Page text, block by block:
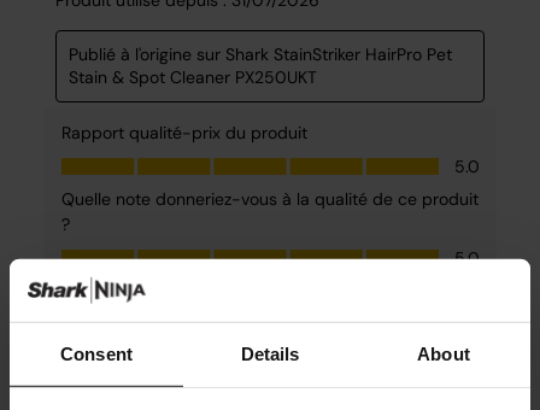
Consent Details About